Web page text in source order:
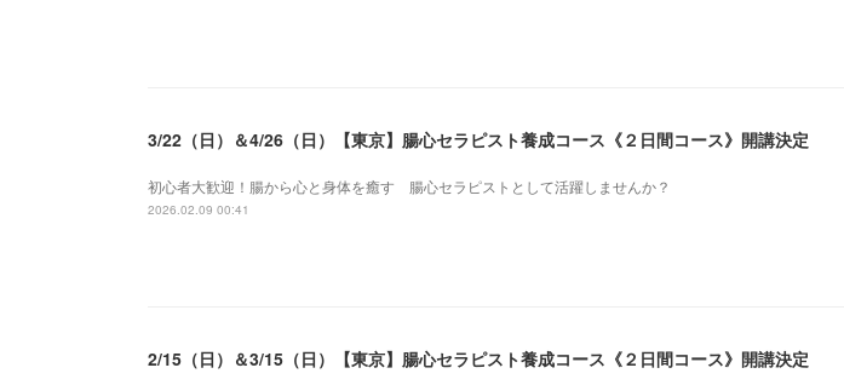
3/22（日）＆4/26（日）【東京】腸心セラピスト養成コース《２日間コース》開講決定
初心者大歓迎！腸から心と身体を癒す 腸心セラピストとして活躍しませんか？
2026.02.09 00:41
2/15（日）＆3/15（日）【東京】腸心セラピスト養成コース《２日間コース》開講決定